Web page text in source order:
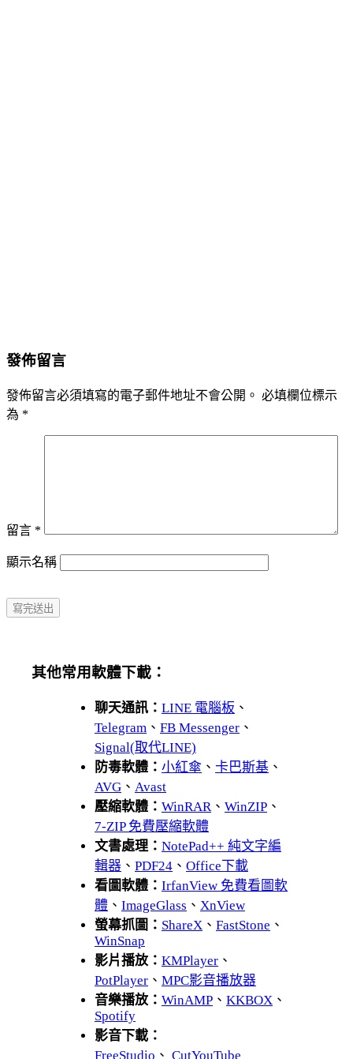
發佈留言
發佈留言必須填寫的電子郵件地址不會公開。 必填欄位標示
為 *
留言 *
顯示名稱
其他常用軟體下載：
聊天通訊： LINE 電腦板 、
Telegram 、 FB Messenger 、
Signal(取代LINE)
防毒軟體： 小紅傘 、 卡巴斯基 、
AVG 、 Avast
壓縮軟體： WinRAR 、 WinZIP 、
7-ZIP 免費壓縮軟體
文書處理： NotePad++ 純文字編
輯器 、 PDF24 、 Office下載
看圖軟體： IrfanView 免費看圖軟
體 、 ImageGlass 、 XnView
螢幕抓圖： ShareX 、 FastStone 、
WinSnap
影片播放： KMPlayer 、
PotPlayer 、 MPC影音播放器
音樂播放： WinAMP 、 KKBOX 、
Spotify
影音下載：
FreeStudio 、 CutYouTube